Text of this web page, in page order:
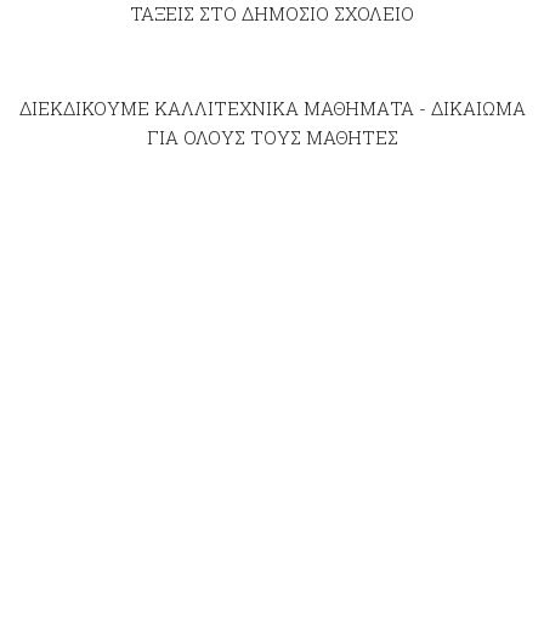
ΤΑΞΕΙΣ ΣΤΟ ΔΗΜΟΣΙΟ ΣΧΟΛΕΙΟ
ΔΙΕΚΔΙΚΟΥΜΕ ΚΑΛΛΙΤΕΧΝΙΚΑ ΜΑΘΗΜΑΤΑ - ΔΙΚΑΙΩΜΑ
ΓΙΑ ΟΛΟΥΣ ΤΟΥΣ ΜΑΘΗΤΕΣ